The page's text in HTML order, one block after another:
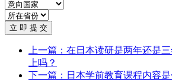
立 即 提 交
上一篇：在日本读研是两年还是
上吗？
下一篇：日本学前教育课程内容是